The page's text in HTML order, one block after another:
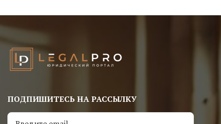
ПОДПИШИТЕСЬ НА РАССЫЛКУ